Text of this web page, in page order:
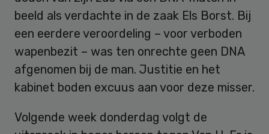
beeld als verdachte in de zaak Els Borst. Bij
een eerdere veroordeling – voor verboden
wapenbezit – was ten onrechte geen DNA
afgenomen bij de man. Justitie en het
kabinet boden excuus aan voor deze misser.
Volgende week donderdag volgt de